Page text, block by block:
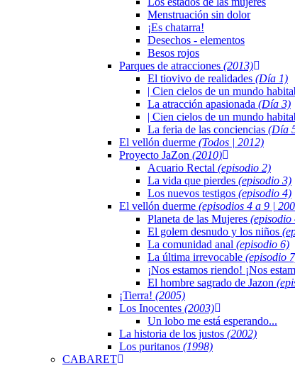
Menstruación sin dolor
¡Es chatarra!
Desechos - elementos
Besos rojos
Parques de atracciones (2013)
El tiovivo de realidades (Día 1)
| Cien cielos de un mundo
La atracción apasionada (Día 3)
| Cien cielos de un mundo
La feria de las conciencias (Día
El vellón duerme (Todos | 2012)
Proyecto JaZon (2010)
Acuario Rectal (episodio 2)
La vida que pierdes (episodio 3)
Los nuevos testigos (episodio 4)
El vellón duerme (episodios 4 a 9 |
Planeta de las Mujeres (episodio
El golem desnudo y los niños
La comunidad anal (episodio 6)
La última irrevocable (episodio
¡Nos estamos riendo! ¡Nos
El hombre sagrado de Jazon
¡Tierra! (2005)
Los Inocentes (2003)
Un lobo me está esperando...
La historia de los justos (2002)
Los puritanos (1998)
CABARET